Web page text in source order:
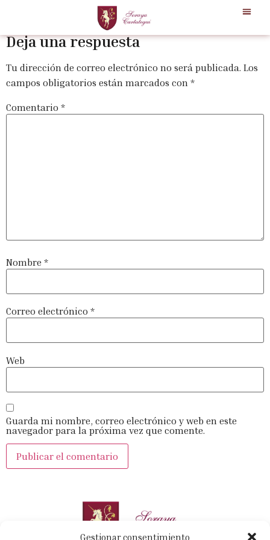
Gestionar consentimiento
Red circle
Deja una respuesta
Tu dirección de correo electrónico no será publicada. Los
campos obligatorios están marcados con *
Comentario *
Nombre *
Correo electrónico *
Web
Guarda mi nombre, correo electrónico y web en este
navegador para la próxima vez que comente.